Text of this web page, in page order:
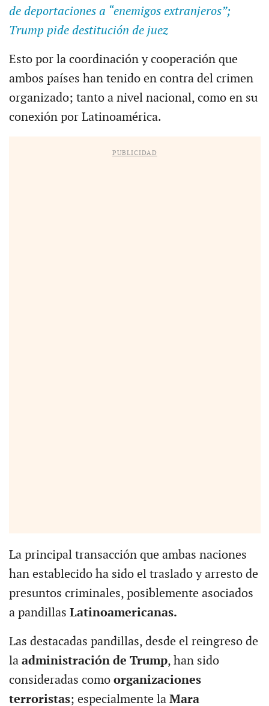
de deportaciones a “enemigos extranjeros”;
Trump pide destitución de juez
Esto por la coordinación y cooperación que
ambos países han tenido en contra del crimen
organizado; tanto a nivel nacional, como en su
conexión por Latinoamérica.
PUBLICIDAD
La principal transacción que ambas naciones
han establecido ha sido el traslado y arresto de
presuntos criminales, posiblemente asociados
a pandillas Latinoamericanas.
Las destacadas pandillas, desde el reingreso de
la administración de Trump, han sido
consideradas como organizaciones
terroristas; especialmente laMara